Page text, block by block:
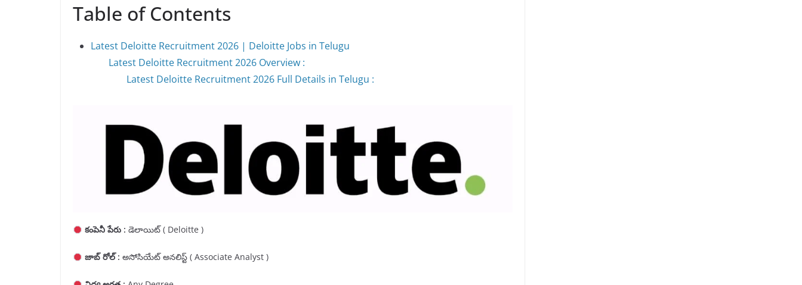
Table of Contents
Latest Deloitte Recruitment 2026 | Deloitte Jobs in Telugu
Latest Deloitte Recruitment 2026 Overview :
Latest Deloitte Recruitment 2026 Full Details in Telugu :
కంపెనీ పేరు : డెలాయిట్ ( Deloitte )
జాబ్ రోల్ : అసోసియేట్ అనలిస్ట్ ( Associate Analyst )